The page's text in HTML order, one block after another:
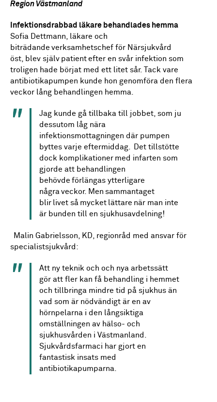
Region Västmanland
Infektionsdrabbad läkare behandlades hemma
Sofia Dettmann, läkare och
biträdande verksamhetschef för Närsjukvård
öst, blev själv patient efter en svår infektion som
troligen hade börjat med ett litet sår. Tack vare
antibiotikapumpen kunde hon genomföra den flera
veckor lång behandlingen hemma.
Jag kunde gå tillbaka till jobbet, som ju
dessutom låg nära
infektionsmottagningen där pumpen
byttes varje eftermiddag. Det tillstötte
dock komplikationer med infarten som
gjorde att behandlingen
behövde förlängas ytterligare
några veckor. Men sammantaget
blir livet så mycket lättare när man inte
är bunden till en sjukhusavdelning!
Malin Gabrielsson, KD, regionråd med ansvar för
specialistsjukvård:
Att ny teknik och och nya arbetssätt
gör att fler kan få behandling i hemmet
och tillbringa mindre tid på sjukhus än
vad som är nödvändigt är en av
hörnpelarna i den långsiktiga
omställningen av hälso- och
sjukhusvården i Västmanland.
Sjukvårdsfarmaci har gjort en
fantastisk insats med
antibiotikapumparna.